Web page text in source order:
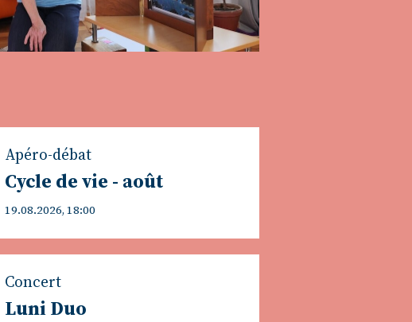
Apéro-débat
Cycle de vie - août
19.08.2026, 18:00
Concert
Luni Duo